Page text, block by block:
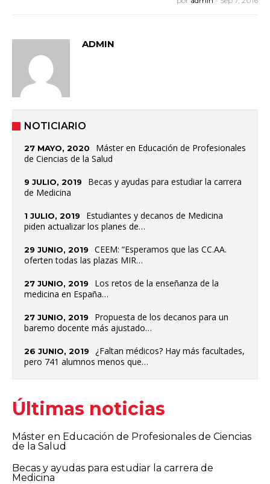
ADMIN
NOTICIARIO
27 MAYO, 2020
Máster en Educación de Profesionales
de Ciencias de la Salud
9 JULIO, 2019
Becas y ayudas para estudiar la carrera
de Medicina
1 JULIO, 2019
Estudiantes y decanos de Medicina
piden actualizar los planes de…
29 JUNIO, 2019
CEEM: “Esperamos que las CC.AA.
oferten todas las plazas MIR…
27 JUNIO, 2019
Los retos de la enseñanza de la
medicina en España…
27 JUNIO, 2019
Propuesta de los decanos para un
baremo docente más ajustado…
26 JUNIO, 2019
¿Faltan médicos? Hay más facultades,
pero 741 alumnos menos que…
Últimas noticias
Máster en Educación de Profesionales de Ciencias
de la Salud
Becas y ayudas para estudiar la carrera de
Medicina